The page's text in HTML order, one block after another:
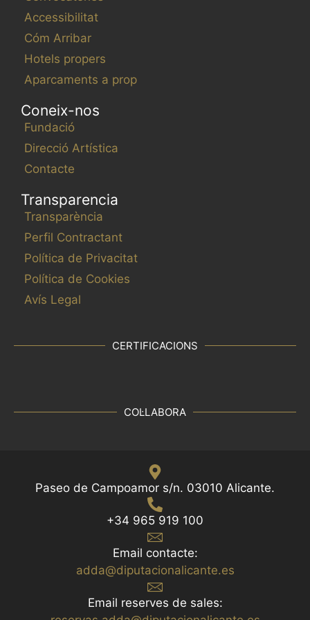
Accessibilitat
Cóm Arribar
Hotels propers
Aparcaments a prop
Coneix-nos
Fundació
Direcció Artística
Contacte
Transparencia
Transparència
Perfil Contractant
Política de Privacitat
Política de Cookies
Avís Legal
CERTIFICACIONS
COL·LABORA
Paseo de Campoamor s/n. 03010 Alicante.
+34 965 919 100
Email contacte:
adda@diputacionalicante.es
Email reserves de sales: